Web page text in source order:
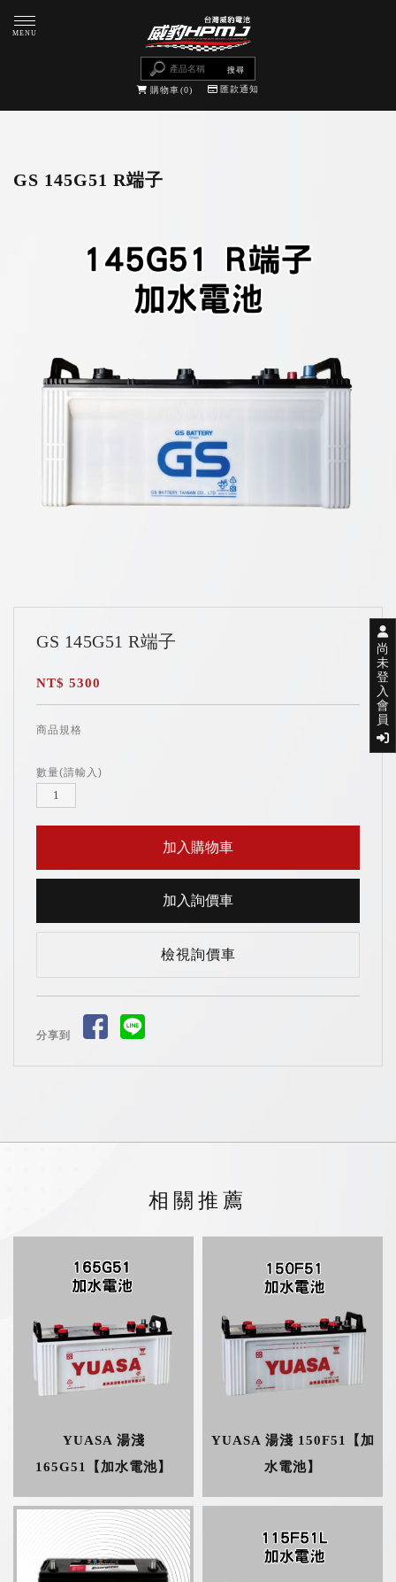
尚
未
登
入
會
員
購物車 0 匯款通知
GS 145G51 R端子
GS 145G51 R端子
NT$ 5300
商品規格
數量(請輸入)
檢視詢價車
分享到
YUASA 湯淺
165G51【加水電池】
YUASA 湯淺 150F51【加
水電池】